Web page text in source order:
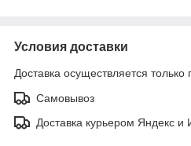
Условия доставки
Доставка осуществляется только
Самовывоз
Доставка курьером Яндекс и